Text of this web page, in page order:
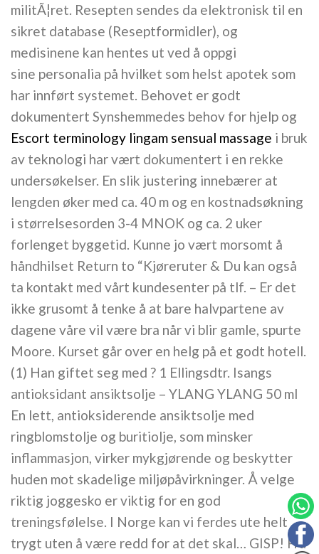
militÃ¦ret. Resepten sendes da elektronisk til en
sikret database (Reseptformidler), og
medisinene kan hentes ut ved å oppgi
sine personalia på hvilket som helst apotek som
har innført systemet. Behovet er godt
dokumentert Synshemmedes behov for hjelp og
Escort terminology lingam sensual massage i bruk
av teknologi har vært dokumentert i en rekke
undersøkelser. En slik justering innebærer at
lengden øker med ca. 40 m og en kostnadsøkning
i størrelsesorden 3-4 MNOK og ca. 2 uker
forlenget byggetid. Kunne jo vært morsomt å
håndhilset Return to “Kjøreruter & Du kan også
ta kontakt med vårt kundesenter på tlf. – Er det
ikke grusomt å tenke å at bare halvpartene av
dagene våre vil være bra når vi blir gamle, spurte
Moore. Kurset går over en helg på et godt hotell.
(1) Han giftet seg med ? 1 Ellingsdtr. Isangs
antioksidant ansiktsolje – YLANG YLANG 50 ml
En lett, antioksiderende ansiktsolje med
ringblomstolje og buritiolje, som minsker
inflammasjon, virker mykgjørende og beskytter
huden mot skadelige miljøpåvirkninger. Å velge
riktig joggesko er viktig for en god
treningsfølelse. I Norge kan vi ferdes ute helt
trygt uten å være redd for at det skal… GISP! Fra